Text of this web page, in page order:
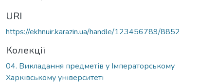
URI
https://ekhnuir.karazin.ua/handle/123456789/8852
Колекції
04. Викладання предметів у Імператорському
Харківському університеті